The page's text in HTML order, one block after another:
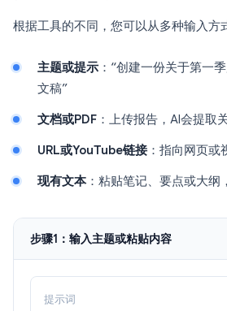
根据工具的不同，您可以从多种输入方
主题或提示 ：“创建一份关于第一
文稿”
文档或PDF ：上传报告，AI会提取
URL或YouTube链接：指向网页或
现有文本：粘贴笔记、要点或大纲
步骤1：输入主题或粘贴内容
提示词